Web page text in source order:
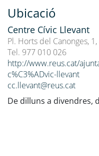
Ubicació
Centre Cívic Llevant
Pl. Horts del Canonges,
Tel. 977 010 026
http://www.reus.cat/
c%C3%ADvic-llevant
cc.llevant@reus.cat
De dilluns a divendres,